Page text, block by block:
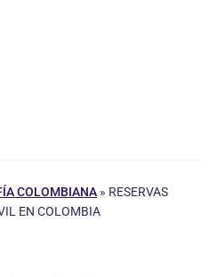
COLOMBIANA » RESERVAS
EN COLOMBIA